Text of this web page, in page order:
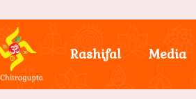
Rashifal Media